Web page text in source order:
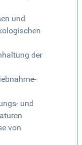
und
der
und
von